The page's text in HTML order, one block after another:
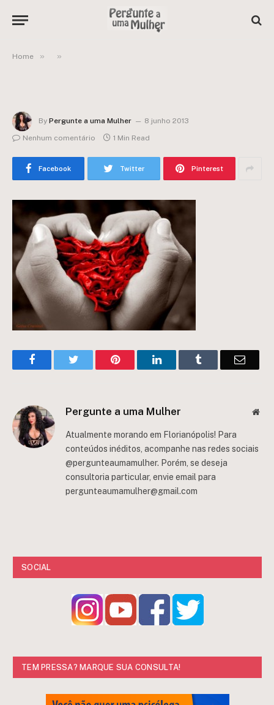
Home » »
By Pergunte a uma Mulher
8 junho 2013
Nenhum comentário
1 Min Read
Facebook Twitter Pinterest
FacebookTwitter Pinterest LinkedInTumblr Email
Pergunte a uma Mulher
Atualmente morando em Florianópolis! Para
conteúdos inéditos, acompanhe nas redes sociais
@pergunteaumamulher. Porém, se deseja
consultoria particular, envie email para
pergunteaumamulher@gmail.com
SOCIAL
TEM PRESSA? MARQUE SUA CONSULTA!